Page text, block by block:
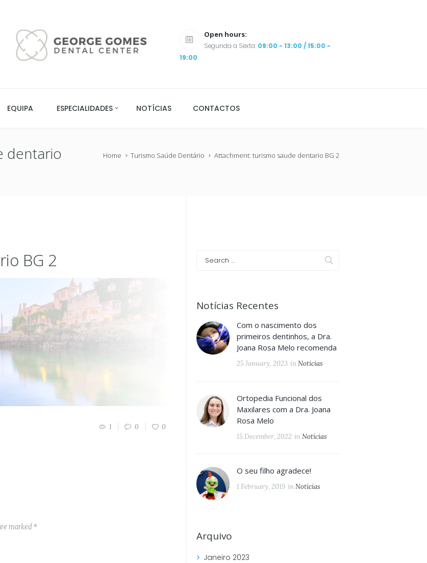
Open hours:
Segunda a Sexta: 09:00 - 13:00 / 15:00 -
19:00
EQUIPA ESPECIALIDADES NOTÍCIAS CONTACTOS
dentario
Home Turismo Saúde Dentário Attachment: turismo saude dentario BG 2
BG 2
1 0 0
marked *
Notícias Recentes
Com o nascimento dos
primeiros dentinhos, a Dra.
Joana Rosa Melo recomenda
25 January, 2023 inNotícias
Ortopedia Funcional dos
Maxilares com a Dra. Joana
Rosa Melo
15 December, 2022 inNotícias
O seu filho agradece!
1 February, 2019 inNotícias
Arquivo
Janeiro 2023